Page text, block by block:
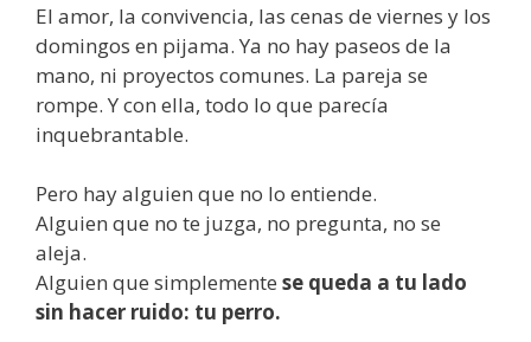
El amor, la convivencia, las cenas de viernes y los
domingos en pijama. Ya no hay paseos de la
mano, ni proyectos comunes. La pareja se
rompe. Y con ella, todo lo que parecía
inquebrantable.
Pero hay alguien que no lo entiende.
Alguien que no te juzga, no pregunta, no se
aleja.
Alguien que simplemente se queda a tu lado
sin hacer ruido: tu perro.